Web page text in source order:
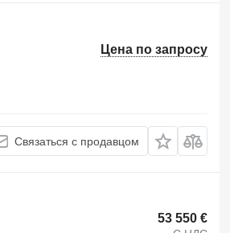
Цена по запросу
Связаться с продавцом
53 550 €